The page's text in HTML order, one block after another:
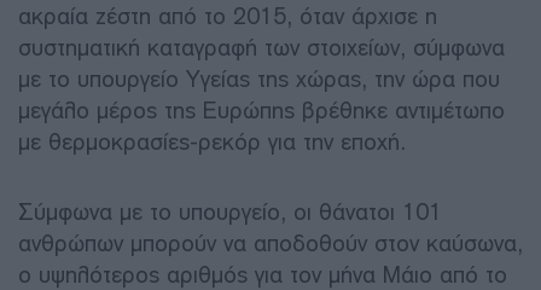
ακραία ζέστη από το 2015, όταν άρχισε η
συστηματική καταγραφή των στοιχείων, σύμφωνα
με το υπουργείο Υγείας της χώρας, την ώρα που
μεγάλο μέρος της Ευρώπης βρέθηκε αντιμέτωπο
με θερμοκρασίες-ρεκόρ για την εποχή.
Σύμφωνα με το υπουργείο, οι θάνατοι 101
ανθρώπων μπορούν να αποδοθούν στον καύσωνα,
ο υψηλότερος αριθμός για τον μήνα Μάιο από το